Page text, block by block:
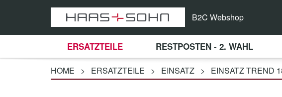
B2C Webshop
ERSATZTEILE RESTPOSTEN - 2. WAHL
HOME > ERSATZTEILE > EINSATZ > EINSATZ TREND